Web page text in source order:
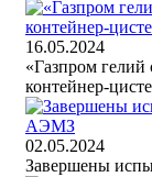
16.05.2024
«Газпром
контейнер-
02.05.2024
Завершены